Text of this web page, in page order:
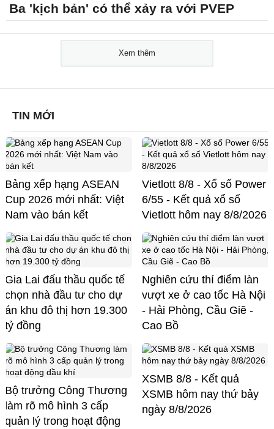
Ba 'kịch bản' có thể xảy ra với PVEP
Xem thêm
TIN MỚI
Bảng xếp hạng ASEAN
Cup 2026 mới nhất: Việt
Nam vào bán kết
Vietlott 8/8 - Xổ số Power
6/55 - Kết quả xổ số
Vietlott hôm nay 8/8/2026
Gia Lai đấu thầu quốc tế
chọn nhà đầu tư cho dự
án khu đô thị hơn 19.300
tỷ đồng
Nghiên cứu thí điểm làn
vượt xe ở cao tốc Hà Nội
- Hải Phòng, Cầu Giẽ -
Cao Bồ
Bộ trưởng Công Thương
làm rõ mô hình 3 cấp
quản lý trong hoạt động
XSMB 8/8 - Kết quả
XSMB hôm nay thứ bảy
ngày 8/8/2026